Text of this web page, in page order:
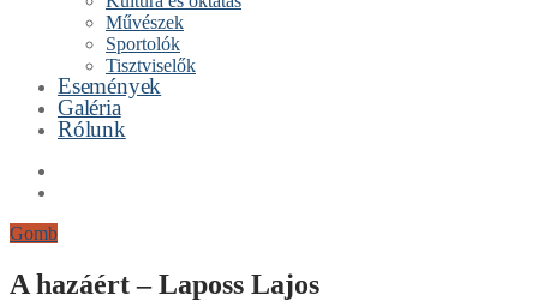
Művészek
Sportolók
Tisztviselők
Események
Galéria
Rólunk
Gomb
A hazáért – Laposs Lajos